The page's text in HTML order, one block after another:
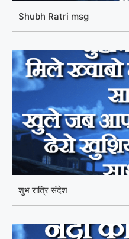
Shubh Ratri msg
शुभ रात्रि संदेश